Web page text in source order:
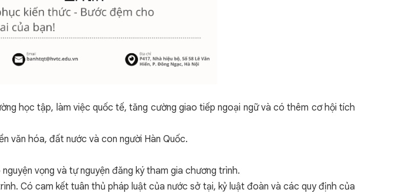
học tập, làm việc quốc tế, tăng cường giao tiếp ngoại ngữ và có thêm cơ hội tích
văn hóa, đất nước và con người Hàn Quốc.
vọng và tự nguyện đăng ký tham gia chương trình.
Có cam kết tuân thủ pháp luật của nước sở tại, kỷ luật đoàn và các quy định của